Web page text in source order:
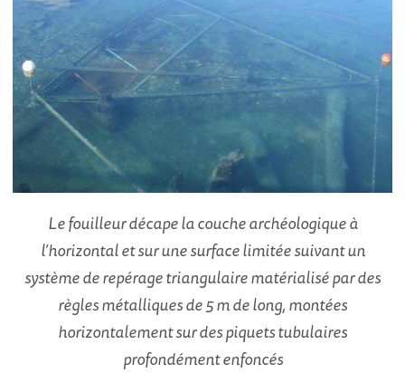
Le fouilleur décape la couche archéologique à
l’horizontal et sur une surface limitée suivant un
système de repérage triangulaire matérialisé par des
règles métalliques de 5 m de long, montées
horizontalement sur des piquets tubulaires
profondément enfoncés